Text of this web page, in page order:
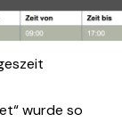
wurde so